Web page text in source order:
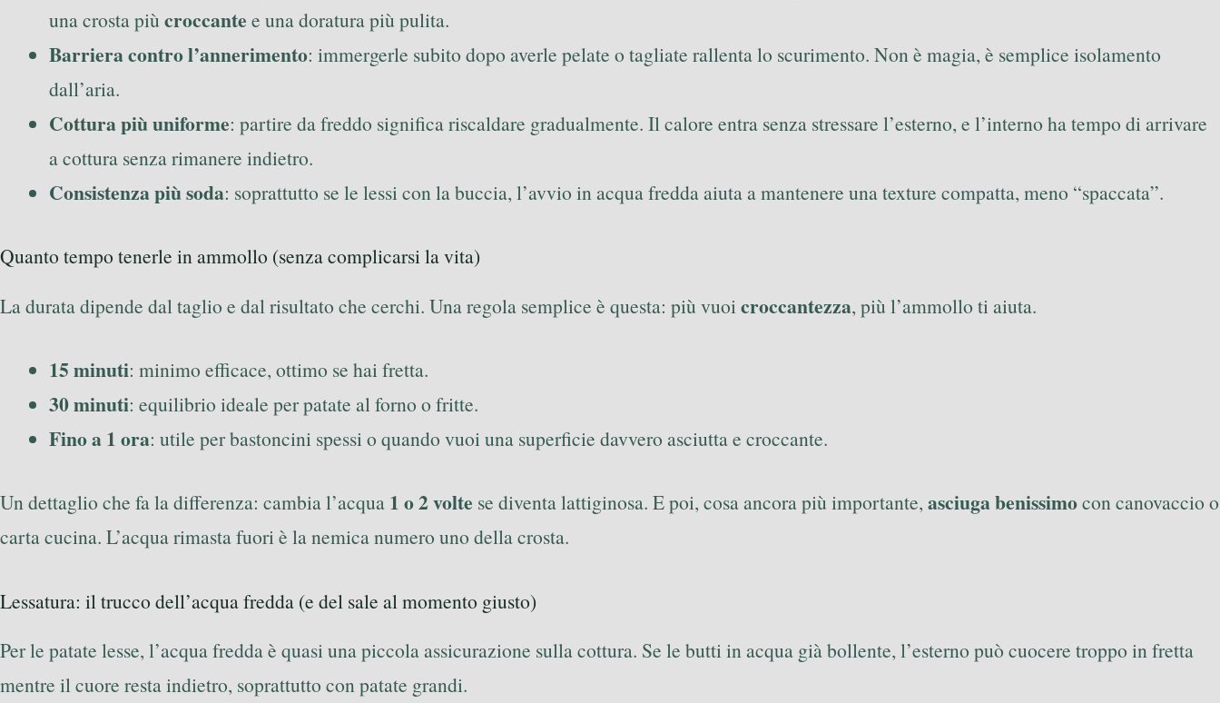
una crosta più croccante e una doratura più pulita.
Barriera contro l’annerimento: immergerle subito dopo averle pelate o tagliate rallenta lo scurimento. Non è magia, è semplice isolamento
dall’aria.
Cottura più uniforme: partire da freddo significa riscaldare gradualmente. Il calore entra senza stressare l’esterno, e l’interno ha tempo di arrivare
a cottura senza rimanere indietro.
Consistenza più soda: soprattutto se le lessi con la buccia, l’avvio in acqua fredda aiuta a mantenere una texture compatta, meno “spaccata”.
Quanto tempo tenerle in ammollo (senza complicarsi la vita)
La durata dipende dal taglio e dal risultato che cerchi. Una regola semplice è questa: più vuoi croccantezza, più l’ammollo ti aiuta.
15 minuti: minimo efficace, ottimo se hai fretta.
30 minuti: equilibrio ideale per patate al forno o fritte.
Fino a 1 ora: utile per bastoncini spessi o quando vuoi una superficie davvero asciutta e croccante.
Un dettaglio che fa la differenza: cambia l’acqua 1 o 2 volte se diventa lattiginosa. E poi, cosa ancora più importante, asciuga benissimocon canovaccio o
carta cucina. L’acqua rimasta fuori è la nemica numero uno della crosta.
Lessatura: il trucco dell’acqua fredda (e del sale al momento giusto)
Per le patate lesse, l’acqua fredda è quasi una piccola assicurazione sulla cottura. Se le butti in acqua già bollente, l’esterno può cuocere troppo in fretta
mentre il cuore resta indietro, soprattutto con patate grandi.